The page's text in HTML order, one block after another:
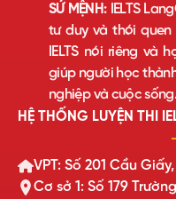
SỨ MỆNH:IELTS
tư duy và thói quen
IELTS nói riêng và
giúp người học
nghiệp và cuộc sống.
HỆ THỐNG LUYỆN THI
VPT: Số 201 Cầu
Cơ sở 1: Số 179